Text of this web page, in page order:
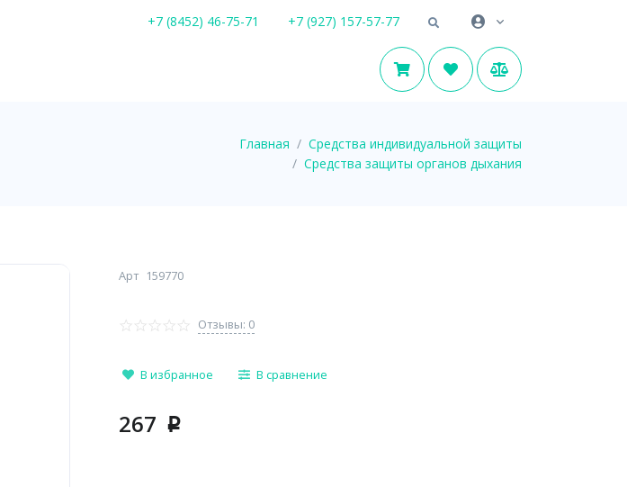
+7 (8452) 46-75-71 +7 (927) 157-57-77
Главная
Средства индивидуальной защиты
Средства защиты органов дыхания
Арт 159770
Отзывы: 0
В избранное В сравнение
267 p